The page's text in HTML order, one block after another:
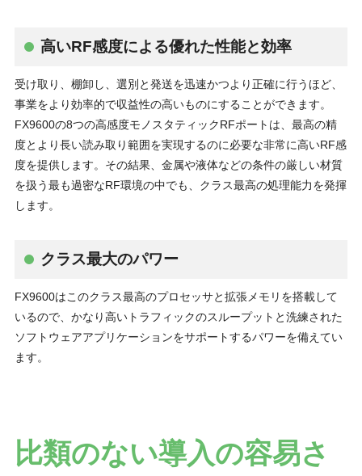
高いRF感度による優れた性能と効率
受け取り、棚卸し、選別と発送を迅速かつより正確に行うほど、
事業をより効率的で収益性の高いものにすることができます。
FX9600の8つの高感度モノスタティックRFポートは、最高の精
度とより長い読み取り範囲を実現するのに必要な非常に高いRF感
度を提供します。その結果、金属や液体などの条件の厳しい材質
を扱う最も過密なRF環境の中でも、クラス最高の処理能力を発揮
します。
クラス最大のパワー
FX9600はこのクラス最高のプロセッサと拡張メモリを搭載して
いるので、かなり高いトラフィックのスループットと洗練された
ソフトウェアアプリケーションをサポートするパワーを備えてい
ます。
比類のない導入の容易さ